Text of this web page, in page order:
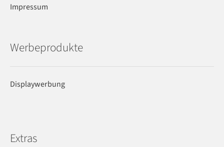
Impressum
Werbeprodukte
Displaywerbung
Extras